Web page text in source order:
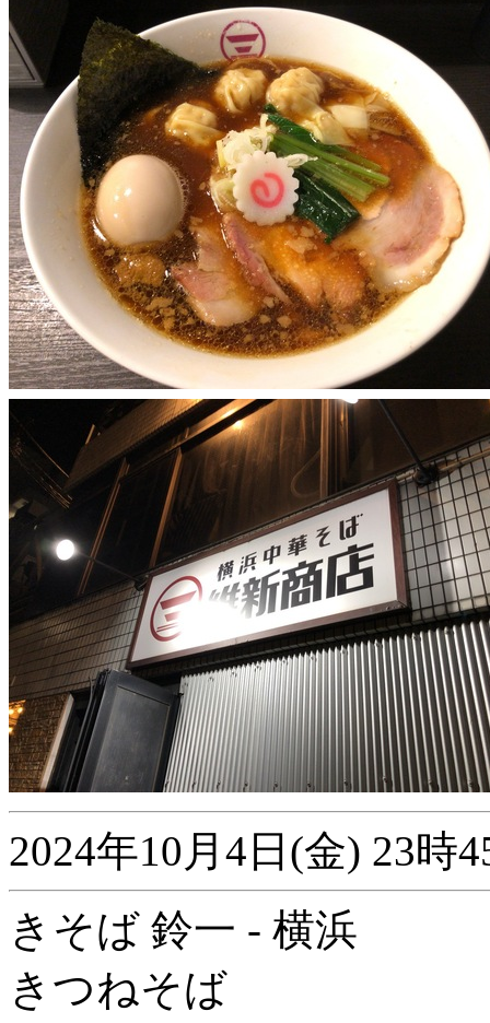
2024年10月4日(金) 23時
きそば 鈴一 - 横浜
きつねそば